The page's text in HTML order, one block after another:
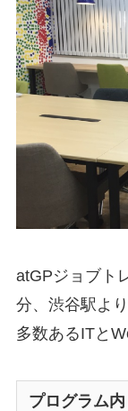
atGPジョブト
分、渋谷駅よ
多数あるITと
プログラム内